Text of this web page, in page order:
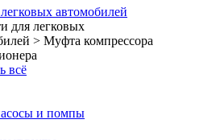
автомобилей
для легковых
> Муфта компрессора
всё
и помпы